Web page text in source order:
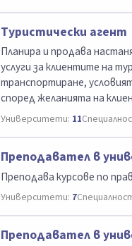
Туристически агент
Планира и продава
услуги за клиентите на
транспортиране,
според желанията на
Университети: 11
Преподавател в
Преподава курсове по
Университети: 7
Преподавател в